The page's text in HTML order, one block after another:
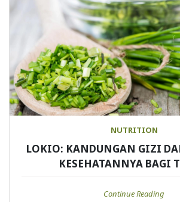
NUTRITION
LOKIO: KANDUNGAN GIZI
KESEHATANNYA BAGI
Continue Reading